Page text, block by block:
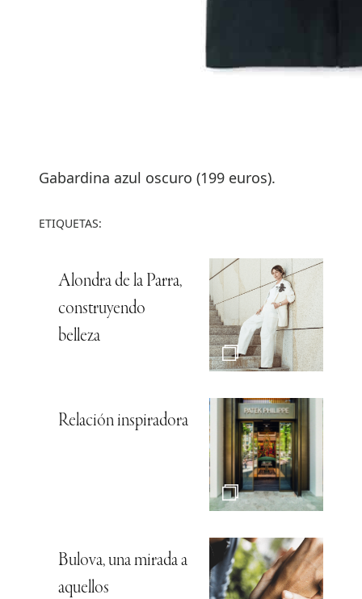
Gabardina azul oscuro (199 euros).
ETIQUETAS:
Alondra de la Parra,
construyendo
belleza
Relación inspiradora
Bulova, una mirada a
aquellos